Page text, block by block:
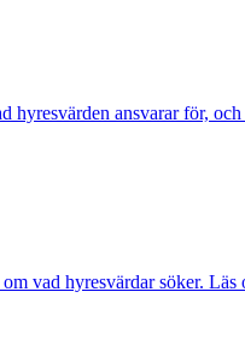
hyresvärden ansvarar för,
vad hyresvärdar söker.